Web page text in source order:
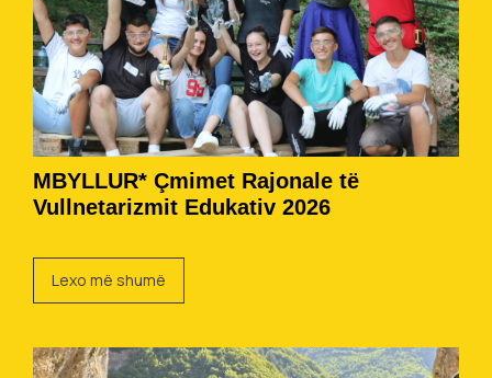
MBYLLUR* Çmimet Rajonale të
Vullnetarizmit Edukativ 2026
Lexo më shumë